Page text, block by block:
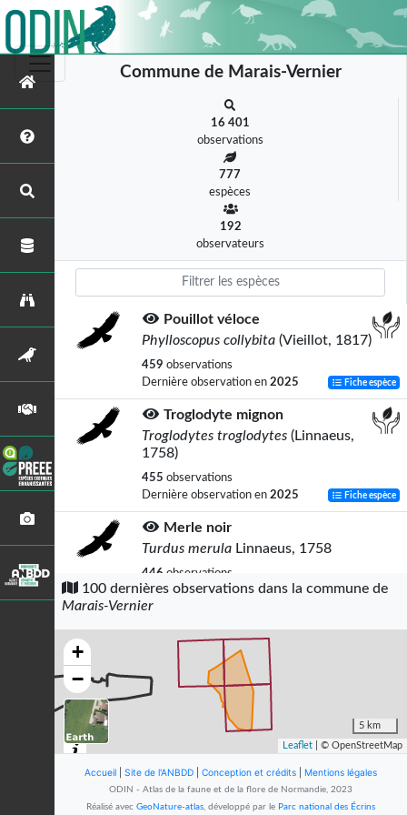
Commune de Marais-Vernier
16 401
observations
777
espèces
192
observateurs
Pouillot véloce
Phylloscopus collybita (Vieillot, 1817)
459 observations
Dernière observation en 2025 Fiche espèce
Troglodyte mignon
Troglodytes troglodytes (Linnaeus,
1758)
455 observations
Dernière observation en 2025 Fiche espèce
Merle noir
Turdus merula Linnaeus, 1758
446 observations
Dernière observation en2025 Fiche espèce
Columba palumbusLinnaeus, 1758
observations
Dernière observation en
Bouscarle de Cetti
(Temminck, 1820)
Dernière observation en
100 dernières observations dans la commune de
Marais-Vernier
+
−
5 km
Leaflet | © OpenStreetMap
Accueil Site de l'ANBDD Conception et crédits Mentions légales
ODIN - Atlas de la faune et de la flore de Normandie, 2023
Réalisé avec GeoNature-atlas, développé par le Parc national des Écrins